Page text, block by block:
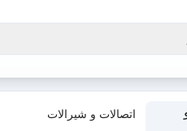
اتصالات و شیرالات